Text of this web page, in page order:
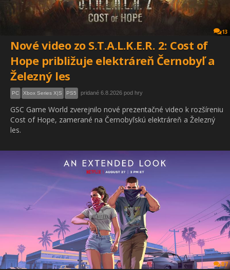
13
Nové video zo S.T.A.L.K.E.R. 2: Cost of
Hope približuje elektráreň Černobyľ a
Železný les
PC Xbox Series X|S PS5 pridané 6.8.2026 pod hry
GSC Game World zverejnilo nové prezentačné video k rozšíreniu
Cost of Hope, zamerané na Černobyľskú elektráreň a Železný
les.
87